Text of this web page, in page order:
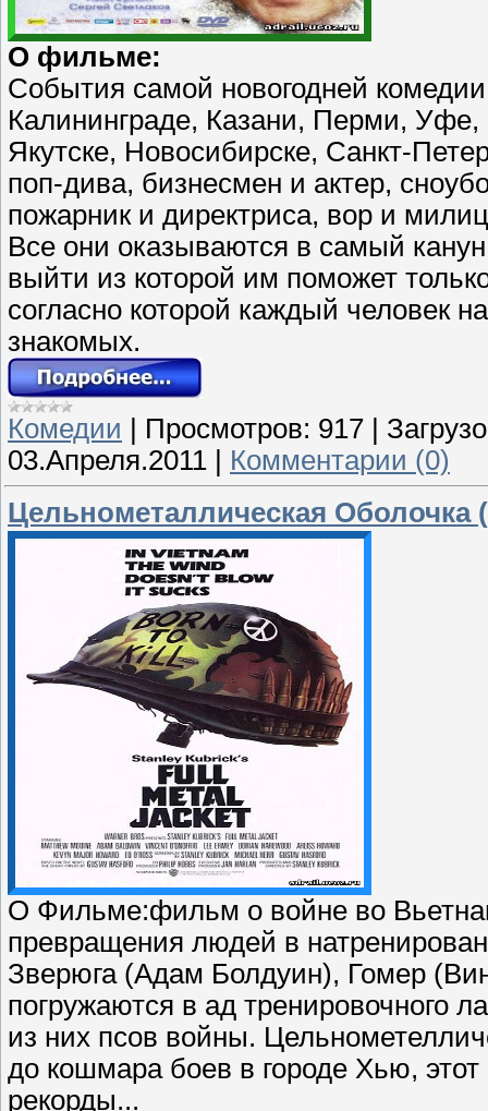
О фильме:
События самой новогодней
Калининграде, Казани, Перми, Уфе,
Якутске, Новосибирске, Санкт-
поп-дива, бизнесмен и актер,
пожарник и директриса, вор и
Все они оказываются в самый
выйти из которой им поможет
согласно которой каждый человек
знакомых.
Комедии Просмотров: 917
03.Апреля.2011
Комментарии (0)
Цельнометаллическая Оболочка
О Фильме:фильм о войне во
превращения людей в
Зверюга (Адам Болдуин), Гомер
погружаются в ад тренировочного
из них псов войны.
до кошмара боев в городе Хью,
рекорды...